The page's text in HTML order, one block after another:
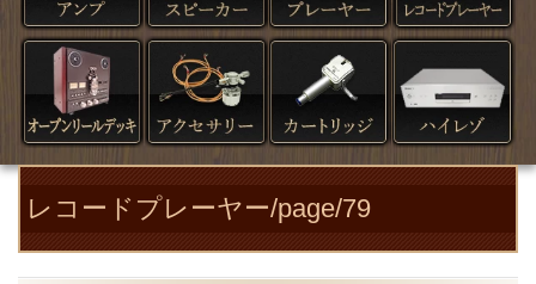
レコードプレーヤー/page/79